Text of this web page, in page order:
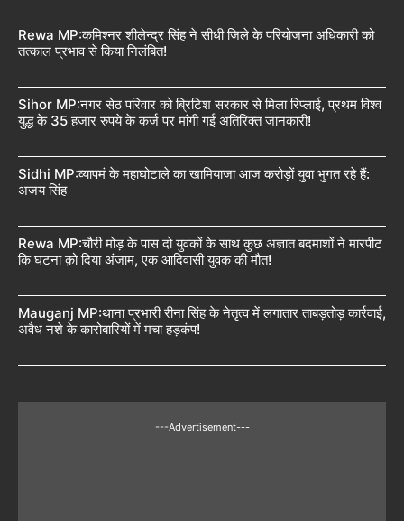
Rewa MP:कमिश्नर शीलेन्द्र सिंह ने सीधी जिले के परियोजना अधिकारी को
तत्काल प्रभाव से किया निलंबित!
Sihor MP:नगर सेठ परिवार को ब्रिटिश सरकार से मिला रिप्लाई, प्रथम विश्व
युद्ध के 35 हजार रुपये के कर्ज पर मांगी गई अतिरिक्त जानकारी!
Sidhi MP:व्यापमं के महाघोटाले का खामियाजा आज करोड़ों युवा भुगत रहे हैं:
अजय सिंह
Rewa MP:चौरी मोड़ के पास दो युवकों के साथ कुछ अज्ञात बदमाशों ने मारपीट
कि घटना क़ो दिया अंजाम, एक आदिवासी युवक की मौत!
Mauganj MP:थाना प्रभारी रीना सिंह के नेतृत्व में लगातार ताबड़तोड़ कार्रवाई,
अवैध नशे के कारोबारियों में मचा हड़कंप!
---Advertisement---